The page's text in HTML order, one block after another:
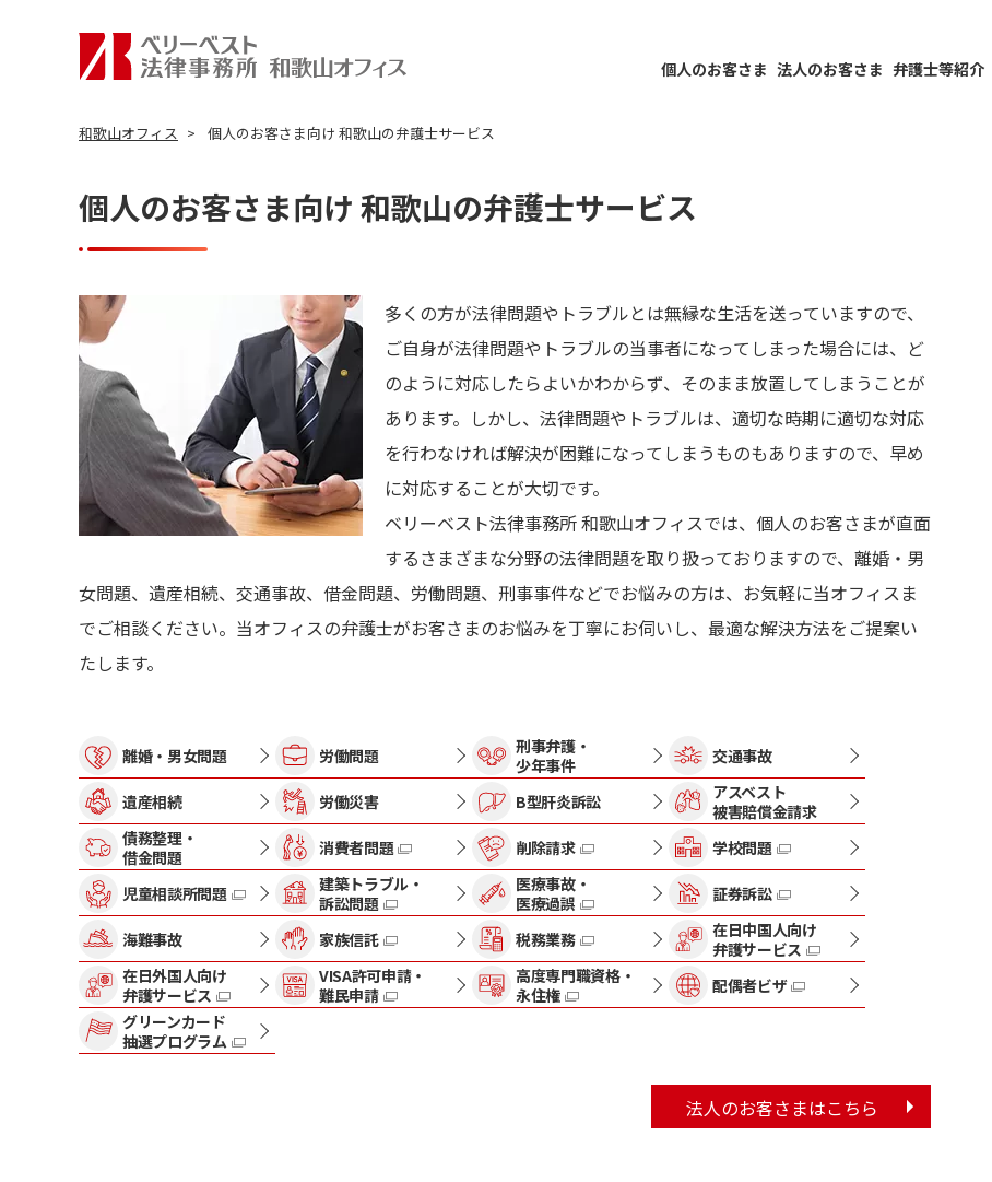
個人のお客さま 法人のお客さま 弁護士等紹介
和歌山オフィス 個人のお客さま向け 和歌山の弁護士サービス
個人のお客さま向け 和歌山の弁護士サービス
多くの方が法律問題やトラブルとは無縁な生活を送っていますので、
ご自身が法律問題やトラブルの当事者になってしまった場合には、ど
のように対応したらよいかわからず、そのまま放置してしまうことが
あります。しかし、法律問題やトラブルは、適切な時期に適切な対応
を行わなければ解決が困難になってしまうものもありますので、早め
に対応することが大切です。
ベリーベスト法律事務所 和歌山オフィスでは、個人のお客さまが直面
するさまざまな分野の法律問題を取り扱っておりますので、離婚・男
女問題、遺産相続、交通事故、借金問題、労働問題、刑事事件などでお悩みの方は、お気軽に当オフィスま
でご相談ください。当オフィスの弁護士がお客さまのお悩みを丁寧にお伺いし、最適な解決方法をご提案い
たします。
離婚・男女問題 労働問題
刑事弁護・
少年事件
交通事故
遺産相続 労働災害 B型肝炎訴訟
アスベスト
被害賠償金請求
債務整理・
借金問題
消費者問題 削除請求 学校問題
児童相談所問題
建築トラブル・
訴訟問題
医療事故・
医療過誤
証券訴訟
海難事故 家族信託 税務業務
在日中国人向け
弁護サービス
在日外国人向け
弁護サービス
VISA許可申請・
難民申請
高度専門職資格・
永住権
配偶者ビザ
グリーンカード
抽選プログラム
法人のお客さまはこちら